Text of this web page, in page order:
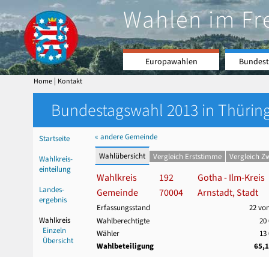
Wahlen im
Europawahlen
Home | Kontakt
Bundestagswahl 2013 in
Startseite
Wahlkreis-
einteilung
Landes-
ergebnis
Wahlkreis
Einzeln
Übersicht
« andere Gemeinde
Wahlübersicht
Vergleich Erststimme Vergleich
Wahlkreis 192
Gotha - Ilm-Kreis
Gemeinde
70004 Arnstadt, Stadt
Erfassungsstand
22
Wahlberechtigte
20
Wähler
13
Wahlbeteiligung